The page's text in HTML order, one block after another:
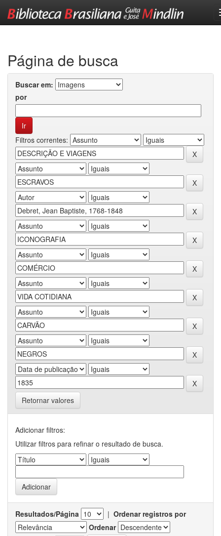
Página de busca
Buscar em:
por
Filtros correntes:
Retornar valores
Adicionar filtros:
Utilizar filtros para refinar o resultado de busca.
Resultados/Página | Ordenar registros por
Ordenar